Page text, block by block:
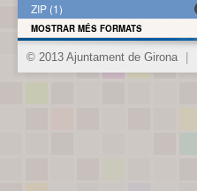
ZIP (1)
MOSTRAR MÉS FORMATS
© 2013 Ajuntament de Girona